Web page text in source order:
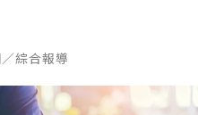
綜合報導